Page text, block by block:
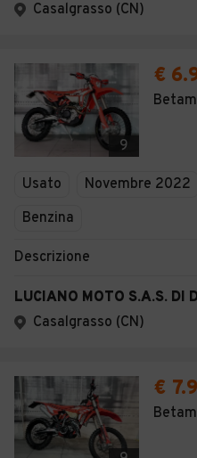
Casalgrasso (CN)
9
€
Usato Novembre 2022
Benzina
Descrizione
LUCIANO MOTO S.A.S. DI
Casalgrasso (CN)
€